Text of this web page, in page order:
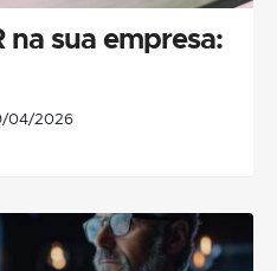
na sua empresa:
04/2026